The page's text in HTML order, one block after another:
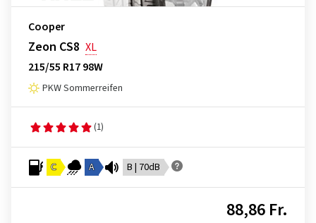
Cooper
Zeon CS8 XL
215/55 R17 98W
PKW Sommerreifen
(1)
C A B | 70dB
88,86 Fr.